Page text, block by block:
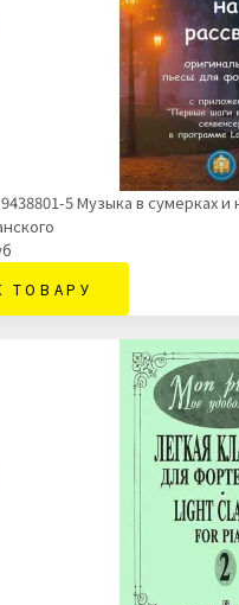
5 Музыка в сумерках
ТОВАРУ